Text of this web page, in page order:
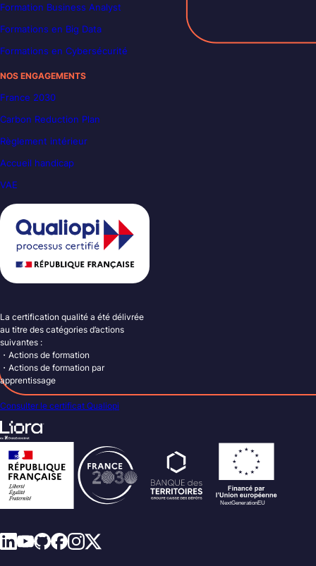
Formation Business Analyst
Formations en Big Data
Formations en Cybersécurité
NOS ENGAGEMENTS
France 2030
Carbon Reduction Plan
Règlement intérieur
Accueil handicap
VAE
La certification qualité a été délivrée
au titre des catégories d’actions
suivantes :
・Actions de formation
・Actions de formation par
apprentissage
Consulter le certificat Qualiopi